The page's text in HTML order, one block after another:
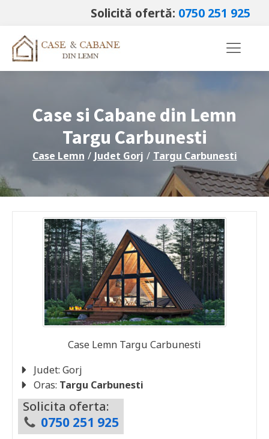
Solicită ofertă: 0750 251 925
Case si Cabane din Lemn
Targu Carbunesti
Case Lemn / Judet Gorj / Targu Carbunesti
Case Lemn Targu Carbunesti
Judet: Gorj
Oras: Targu Carbunesti
Solicita oferta:
0750 251 925